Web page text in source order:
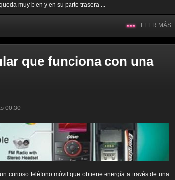
muy bien y en su parte trasera ...
LEER MÁS
que funciona con una
00:30
curioso teléfono móvil que obtiene energía a través de una